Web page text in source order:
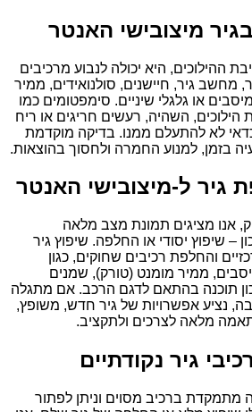
מיצובישי האנטר
ההילוכים, היא יכולה לנבוע מרכיבים
מחשב גיר, חיישנים, סולנואידים, ממיר
או גלגלי שיניים. סימפטומים כמו
השהיה, רעשים חריגים או ריח
לא להתעלם ממנו. בדיקה מוקדמת
בזמן, למנוע החמרה ולחסוך בהוצאות.
גיר ל-מיצובישי האנטר
אנו מציגים תמונת מצב מלאה
– שיפוץ יסודי או החלפה. שיפוץ גיר
והחלפת רכיבים שחוקים, כגון
ממיר מומנט (טורק), שמנים
תוכנה בהתאם לדגם הרכב. אם מתגלה
נציע אפשרויות של גיר חדש, משופץ,
מלאה לצרכים ולתקציב.
גיר נקודתיים
מתמקדת ברכיב מסוים וניתן לפתור